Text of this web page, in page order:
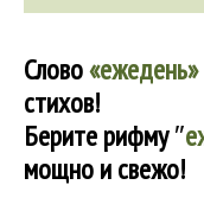
Слово«ежедень»
стихов!
Берите рифму″
мощно и свежо!